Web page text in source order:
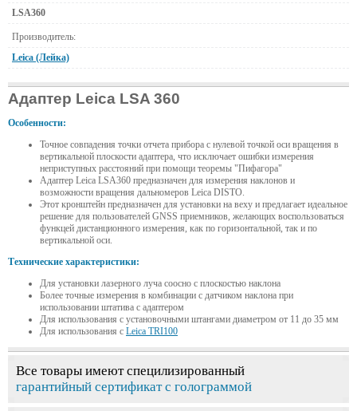
LSA360
Производитель:
Leica (Лейка)
Адаптер Leica LSA 360
Особенности:
Точное совпадения точки отчета прибора с нулевой точкой оси вращения в
вертикальной плоскости адаптера, что исключает ошибки измерения
неприступных расстояний при помощи теоремы "Пифагора"
Адаптер Leica LSA360 предназначен для измерения наклонов и
возможности вращения дальномеров Leica DISTO.
Этот кронштейн предназначен для установки на веху и предлагает идеальное
решение для пользователей GNSS приемников, желающих воспользоваться
функцей дистанционного измерения, как по горизонтальной, так и по
вертикальной оси.
Технические характеристики:
Для установки лазерного луча соосно с плоскостью наклона
Более точные измерения в комбинации с датчиком наклона при
использовании штатива с адаптером
Для использования с установочными штангами диаметром от 11 до 35 мм
Для использования с Leica TRI100
Все товары имеют специлизированный
гарантийный сертификат с голограммой